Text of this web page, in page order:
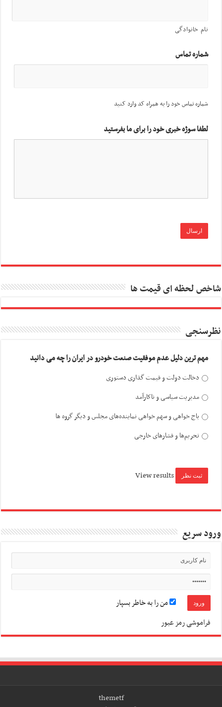
نام خانوادگی
شماره تماس
شماره تماس خود را به همراه کد وارد کنید
لطفا سوژه خبری خود را برای ما بفرستید
شاخص لحظه ای قیمت ها
نظرسنجی
مهم ترین دلیل عدم موفقیت صنعت خودرو در ایران را چه می دانید
دخالت دولت و قیمت گذاری دستوری
مدیریت سیاسی و ناکارآمد
باج خواهی و سهم خواهی نماینده‌های مجلس و دیگر گروه ها
تحریم‌ها و فشارهای خارجی
View results
ورود سریع
من را به خاطر بسپار
فراموشی رمز عبور
themetf